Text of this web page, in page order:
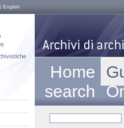
| English
Home
search